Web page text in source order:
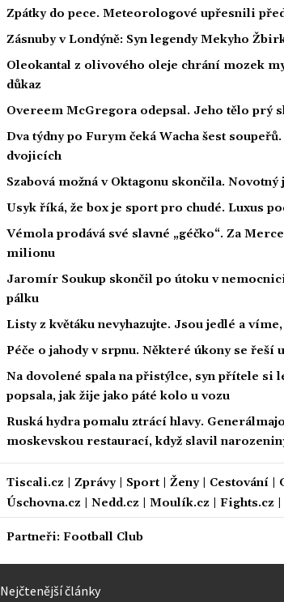
Zpátky do pece. Meteorologové upřesnili
Zásnuby v Londýně: Syn legendy Mekyho
Oleokantal z olivového oleje chrání mozek
důkaz
Overeem McGregora odepsal. Jeho tělo prý
Dva týdny po Furym čeká Wacha šest
dvojicích
Szabová možná v Oktagonu skončila.
Usyk říká, že box je sport pro chudé. Luxus
Vémola prodává své slavné „géčko“. Za
milionu
Jaromír Soukup skončil po útoku v
pálku
Listy z květáku nevyhazujte. Jsou jedlé a
Péče o jahody v srpnu. Některé úkony se řeší
Na dovolené spala na přistýlce, syn přítele si
popsala, jak žije jako páté kolo u vozu
Ruská hydra pomalu ztrácí hlavy.
moskevskou restaurací, když slavil
Tiscali.cz Zprávy| Sport| Ženy| Cestování
Úschovna.cz
Nedd.cz Moulík.cz Fights.cz
Partneři: Football Club
Nejčtenější články